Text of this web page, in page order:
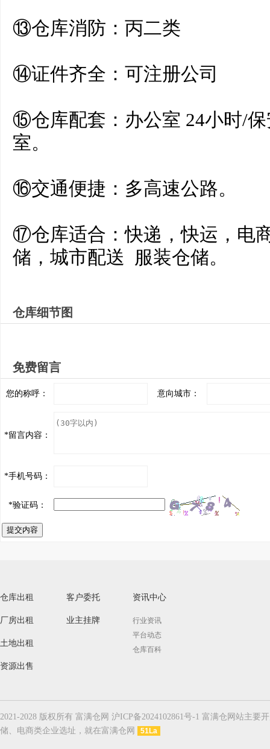
⑬仓库消防：丙二类
⑭证件齐全：可注册公司
⑮仓库配套：办公室 24小时/
室。
⑯交通便捷：多高速公路。
⑰仓库适合：快递，快运，电
储，城市配送 服装仓储。
仓库细节图
免费留言
您的称呼： 意向城市：
*留言内容：
*手机号码：
*验证码：
提交内容
仓库出租
厂房出租
土地出租
资源出售
客户委托
业主挂牌
资讯中心
行业资讯
平台动态
仓库百科
2021-2028 版权所有 富满仓网 沪ICP备2024102861号-1 富满仓网站主
储、电商类企业选址，就在富满仓网
51La